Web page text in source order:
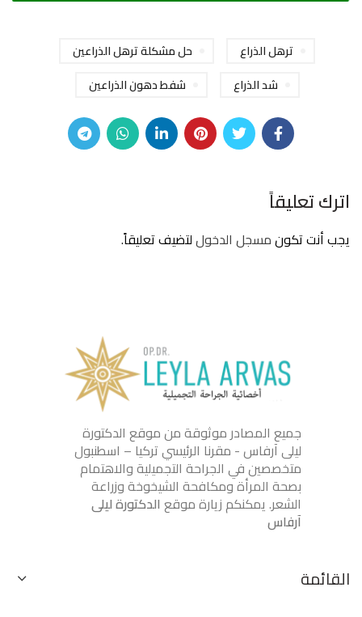
ترهل الذراع
حل مشكلة ترهل الذراعين
شد الذراع
شفط دهون الذراعين
اترك تعليقاً
يجب أنت تكونمسجل الدخوللتضيف تعليقاً.
جميع المصادر موثوقة من موقع الدكتورة
ليلى آرفاس - مقرنا الرئيسي تركيا – اسطنبول
متخصصين في الجراحة التجميلية والاهتمام
بصحة المرأة ومكافحة الشيخوخة وزراعة
الشعر. يمكنكم زيارة موقع الدكتورة ليلى
آرفاس
القائمة